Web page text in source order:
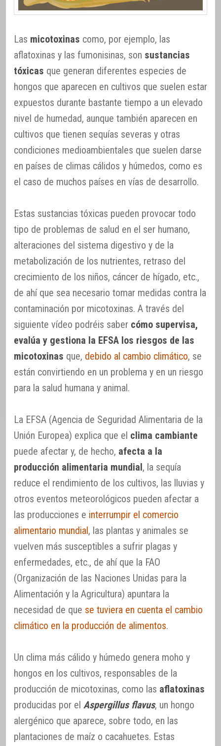
Las micotoxinas como, por ejemplo, las
aflatoxinas y las fumonisinas, son sustancias
tóxicas que generan diferentes especies de
hongos que aparecen en cultivos que suelen estar
expuestos durante bastante tiempo a un elevado
nivel de humedad, aunque también aparecen en
cultivos que tienen sequías severas y otras
condiciones medioambientales que suelen darse
en países de climas cálidos y húmedos, como es
el caso de muchos países en vías de desarrollo.
Estas sustancias tóxicas pueden provocar todo
tipo de problemas de salud en el ser humano,
alteraciones del sistema digestivo y de la
metabolización de los nutrientes, retraso del
crecimiento de los niños, cáncer de hígado, etc.,
de ahí que sea necesario tomar medidas contra la
contaminación por micotoxinas. A través del
siguiente vídeo podréis saber cómo supervisa,
evalúa y gestiona la EFSA los riesgos de las
micotoxinas que, debido al cambio climático, se
están convirtiendo en un problema y en un riesgo
para la salud humana y animal.
La EFSA (Agencia de Seguridad Alimentaria de la
Unión Europea) explica que el clima cambiante
puede afectar y, de hecho, afecta a la
producción alimentaria mundial, la sequía
reduce el rendimiento de los cultivos, las lluvias y
otros eventos meteorológicos pueden afectar a
las producciones e interrumpir el comercio
alimentario mundial, las plantas y animales se
vuelven más susceptibles a sufrir plagas y
enfermedades, etc., de ahí que la FAO
(Organización de las Naciones Unidas para la
Alimentación y la Agricultura) apuntara la
necesidad de que se tuviera en cuenta el cambio
climático en la producción de alimentos.
Un clima más cálido y húmedo genera moho y
hongos en los cultivos, responsables de la
producción de micotoxinas, como las aflatoxinas
producidas por el Aspergillus flavus, un hongo
alergénico que aparece, sobre todo, en las
plantaciones de maíz o cacahuetes. Estas